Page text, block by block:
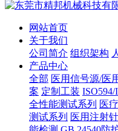
网站首页
关于我们
公司简介 组织架构
产品中心
全部 医用信号源/医
案 定制工装
全性能测试系列 医
测试系列 医用注射